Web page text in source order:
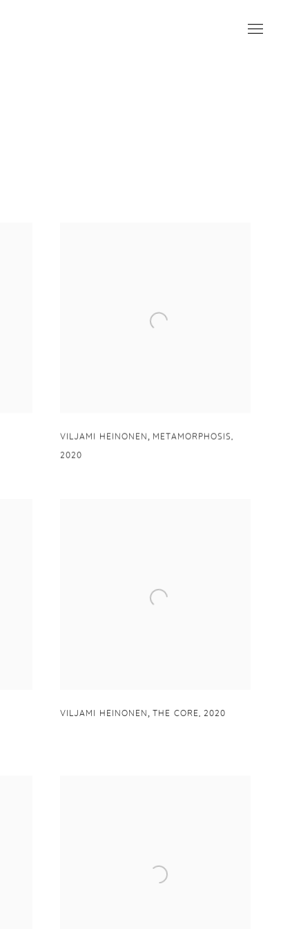
VILJAMI HEINONEN , METAMORPHOSIS,
2020
VILJAMI HEINONEN ,THE CORE ,2020